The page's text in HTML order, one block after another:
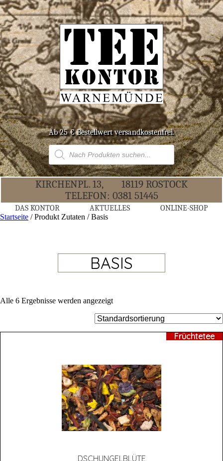
Ab 25 € Bestell­wert versandkostenfrei.
Products
search
KIR­CHEN­PL. 13,
18119 ROS­TOCK
TELE­FON: 0381 51445
DAS KON­TOR AKTU­EL­LES ONLINE-SHOP
Startseite / Produkt Zutaten / Basis
BASIS
Alle 6 Ergebnisse werden angezeigt
Früchtetee
DSCHUN­GEL­BLÜ­TE